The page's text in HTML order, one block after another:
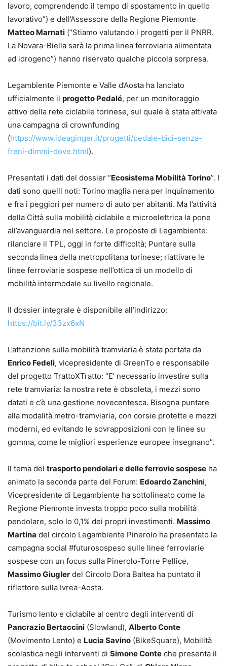
lavoro, comprendendo il tempo di spostamento in quello
lavorativo”) e dell’Assessore della Regione Piemonte
Matteo Marnati (“Stiamo valutando i progetti per il PNRR.
La Novara-Biella sarà la prima linea ferroviaria alimentata
ad idrogeno”) hanno riservato qualche piccola sorpresa.
Legambiente Piemonte e Valle d’Aosta ha lanciato
ufficialmente il progetto Pedalé, per un monitoraggio
attivo della rete ciclabile torinese, sul quale è stata attivata
una campagna di crownfunding
(https://www.ideaginger.it/progetti/pedale-bici-senza-
freni-dimmi-dove.html).
Presentati i dati del dossier “Ecosistema Mobilità Torino”. I
dati sono quelli noti: Torino maglia nera per inquinamento
e fra i peggiori per numero di auto per abitanti. Ma l’attività
della Città sulla mobilità ciclabile e microelettrica la pone
all’avanguardia nel settore. Le proposte di Legambiente:
rilanciare il TPL, oggi in forte difficoltà; Puntare sulla
seconda linea della metropolitana torinese; riattivare le
linee ferroviarie sospese nell’ottica di un modello di
mobilità intermodale su livello regionale.
Il dossier integrale è disponibile all’indirizzo:
https://bit.ly/33zx6xN
L’attenzione sulla mobilità tramviaria è stata portata da
Enrico Fedeli, vicepresidente di GreenTo e responsabile
del progetto TrattoXTratto: “E’ necessario investire sulla
rete tramviaria: la nostra rete è obsoleta, i mezzi sono
datati e c’è una gestione novecentesca. Bisogna puntare
alla modalità metro-tramviaria, con corsie protette e mezzi
moderni, ed evitando le sovrapposizioni con le linee su
gomma, come le migliori esperienze europee insegnano”.
Il tema del trasporto pendolari e delle ferrovie sospese ha
animato la seconda parte del Forum: Edoardo Zanchini,
Vicepresidente di Legambiente ha sottolineato come la
Regione Piemonte investa troppo poco sulla mobilità
pendolare, solo lo 0,1% dei propri investimenti. Massimo
Martina del circolo Legambiente Pinerolo ha presentato la
campagna social #futurosospeso sulle linee ferroviarie
sospese con un focus sulla Pinerolo-Torre Pellice,
Massimo Giugler del Circolo Dora Baltea ha puntato il
riflettore sulla Ivrea-Aosta.
Turismo lento e ciclabile al centro degli interventi di
Pancrazio Bertaccini (Slowland), Alberto Conte
(Movimento Lento) e Lucia Savino (BikeSquare), Mobilità
scolastica negli interventi di Simone Conte che presenta il